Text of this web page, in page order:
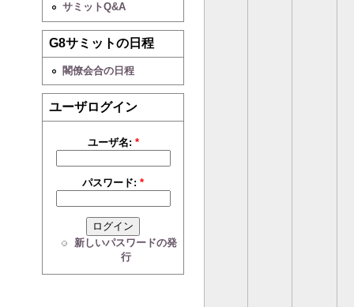
サミットQ&A
G8サミットの日程
閣僚会合の日程
ユーザログイン
ユーザ名: *
パスワード:*
新しいパスワードの発
行